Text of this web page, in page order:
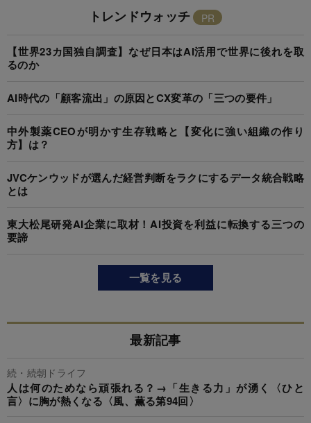
トレンドウォッチ
【世界23カ国独自調査】なぜ日本はAI活用で世界に後れを取
るのか
AI時代の「顧客流出」の原因とCX変革の「三つの要件」
中外製薬CEOが明かす生存戦略と【変化に強い組織の作り
方】は？
JVCケンウッドが選んだ経営判断をラクにするデータ統合戦略
とは
東大松尾研発AI企業に取材！AI投資を利益に転換する三つの
要諦
一覧を見る
最新記事
続・続朝ドライフ
人は何のためなら頑張れる？→「生きる力」が湧く〈ひと
言〉に胸が熱くなる〈風、薫る第94回〉